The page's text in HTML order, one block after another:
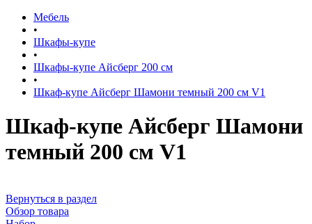
Мебель
•
Шкафы-купе
•
Шкафы-купе Айсберг 200 см
•
Шкаф-купе Айсберг Шамони темный 200 см V1
Шкаф-купе Айсберг Шамони
темный 200 см V1
Вернуться в раздел
Обзор товара